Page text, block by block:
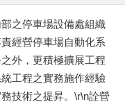
之停車場設備處組織
經營停車場自動化系
外，更積極擴展工程
工程之實務施作經驗
技術之提昇。\r\n詮營